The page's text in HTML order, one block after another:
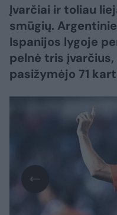
Įvarčiai ir toliau
smūgių.
Ispanijos lygoje
pelnė tris
pasižymėjo 71